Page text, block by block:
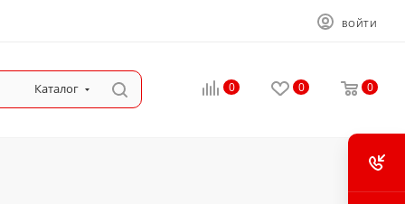
ВОЙТИ
Каталог 0 0 0